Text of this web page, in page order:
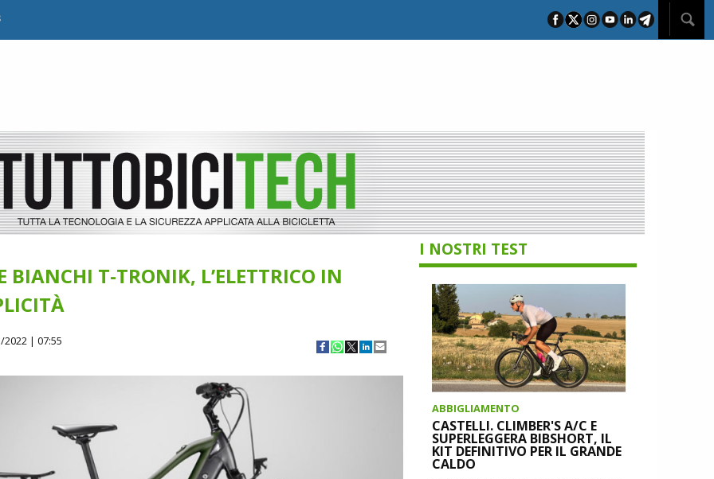
BIANCHI T-TRONIK, L’ELETTRICO IN
2022 | 07:55
I NOSTRI TEST
ABBIGLIAMENTO
CASTELLI. CLIMBER'S A/C E
SUPERLEGGERA BIBSHORT, IL
KIT DEFINITIVO PER IL GRANDE
CALDO